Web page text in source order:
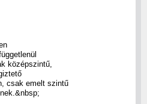
középszintű,
csak emelt szintű